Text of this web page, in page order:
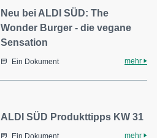
Neu bei ALDI SÜD: The
Wonder Burger - die vegane
Sensation
Ein Dokument mehr
ALDI SÜD Produkttipps KW 31
Ein Dokument mehr